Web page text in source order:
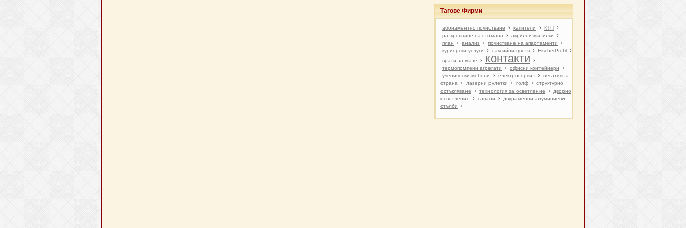
Тагове Фирми
абонаментно почистване › капители › КТП ›
разкрояване на стомана › акрилни мазилки ›
план › анализ › почистване на апартаменти ›
куриерски услуги › саксийни цветя › FischerProfil ›
врати за мазе › контакти ›
термопомпени агрегати › офисни контейнери ›
ученически мебели › електросервиз ›
негативна
страна
› лазерни рулетки › голф ›
структурно
остъкляване
› технология за осветление ›
дворно
осветление
› сапани ›
двураменни алуминиеви
стълби
›